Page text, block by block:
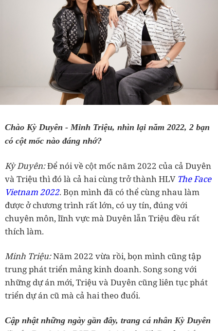
Chào Kỳ Duyên - Minh Triệu, nhìn lại năm 2022, 2 bạn
có cột mốc nào đáng nhớ?
Kỳ Duyên:Để nói về cột mốc năm 2022 của cả Duyên
và Triệu thì đó là cả hai cùng trở thành HLV The Face
Vietnam 2022. Bọn mình đã có thể cùng nhau làm
được ở chương trình rất lớn, có uy tín, đúng với
chuyên môn, lĩnh vực mà Duyên lẫn Triệu đều rất
‏Minh Triệu:Năm 2022 vừa rồi, bọn mình cũng tập
trung phát triển mảng kinh doanh. Song song với
những dự án mới, Triệu và Duyên cũng liên tục phát